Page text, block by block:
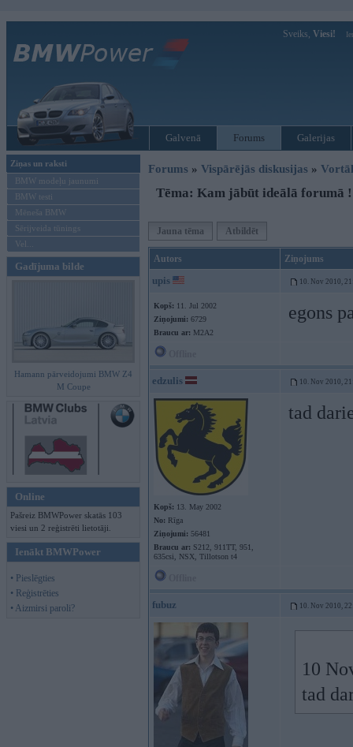
Sveiks, Viesi!
Galvenā Forums Galerijas
Ziņas un raksti
BMW modeļu jaunumi
BMW testi
Mēneša BMW
Sērijveida tūnings
Vel...
Gadījuma bilde
Hamann pārveidojumi BMW Z4
M Coupe
Online
Pašreiz BMWPower skatās 103
viesi un 2 reģistrēti lietotāji.
Ienākt BMWPower
• Pieslēgties
• Reģistrēties
• Aizmirsi paroli?
Forums » Vispārējās diskusijas »
Tēma: Kam jābūt ideālā forumā
Jauna tēma Atbildēt
Autors Ziņojums
upis 10. Nov 2010,
Kopš: 11. Jul 2002
Ziņojumi: 6729
Braucu ar: M2A2
egons
edzulis 10. Nov 2010,
Kopš: 13. May 2002
No: Rīga
Ziņojumi: 56481
Braucu ar: S212, 911TT, 951,
635csi, NSX, Tillotson t4
tad
fubuz 10. Nov 2010,
10
tad